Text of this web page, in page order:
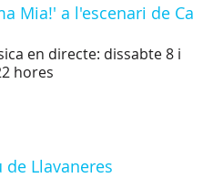
Mia!' a l'escenari de Ca
en directe: dissabte 8 i
hores
de Llavaneres